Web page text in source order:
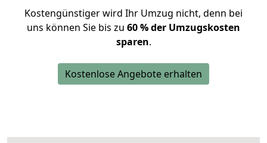
Kostengünstiger wird Ihr Umzug nicht, denn bei
uns können Sie bis zu 60 % der Umzugskosten
sparen.
Kostenlose Angebote erhalten